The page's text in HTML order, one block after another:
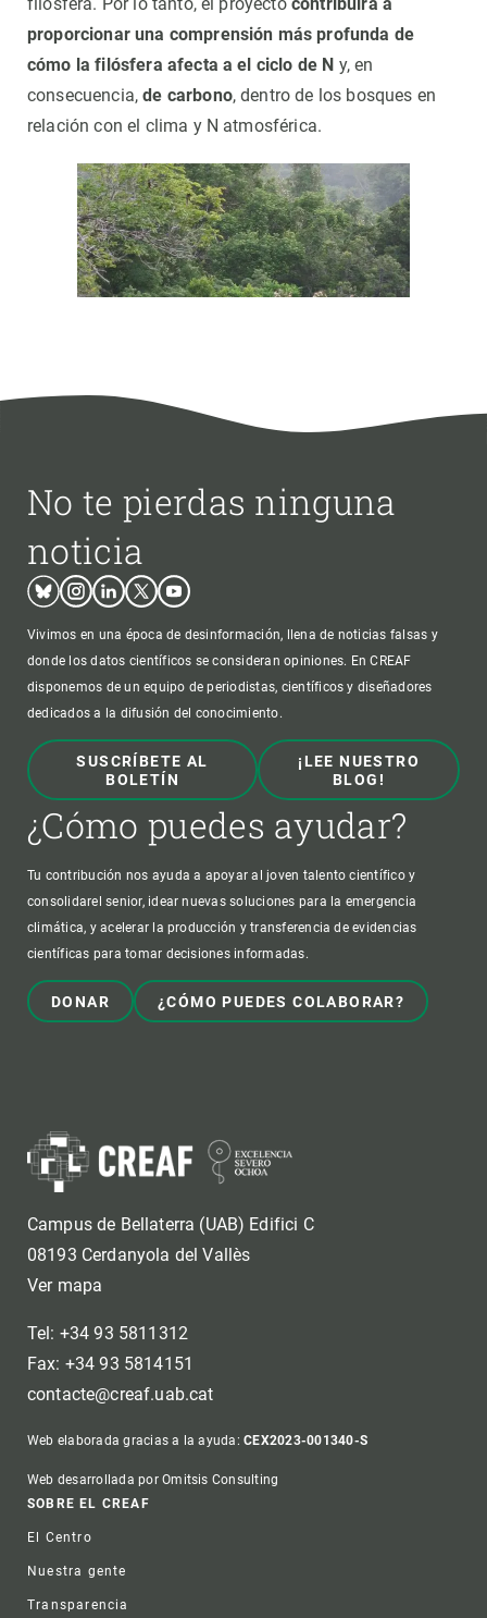
filósfera. Por lo tanto, el proyecto contribuirá a
proporcionar una comprensión más profunda de
cómo la filósfera afecta a el ciclo de N y, en
consecuencia,de carbono, dentro de los bosques en
relación con el clima y N atmosférica.
No te pierdas ninguna
noticia
BlueskyInstagram
LinkedinTwitterYoutube
Vivimos en una época de desinformación, llena de noticias falsas y
donde los datos científicos se consideran opiniones. En CREAF
disponemos de un equipo de periodistas, científicos y diseñadores
dedicados a la difusión del conocimiento.
SUSCRÍBETE AL
BOLETÍN
¡LEE NUESTRO
BLOG!
¿Cómo puedes ayudar?
Tu contribución nos ayuda a apoyar al joven talento científico y
consolidarel senior, idear nuevas soluciones para la emergencia
climática, y acelerar la producción y transferencia de evidencias
científicas para tomar decisiones informadas.
DONAR ¿CÓMO PUEDES COLABORAR?
Campus de Bellaterra (UAB) Edifici C
08193 Cerdanyola del Vallès
Ver mapa
Tel: +34 93 5811312
Fax: +34 93 5814151
contacte@creaf.uab.cat
Web elaborada gracias a la ayuda:CEX2023-001340-S
Web desarrollada por Omitsis Consulting
Footer
SOBRE EL CREAF
El Centro
Nuestra gente
Transparencia